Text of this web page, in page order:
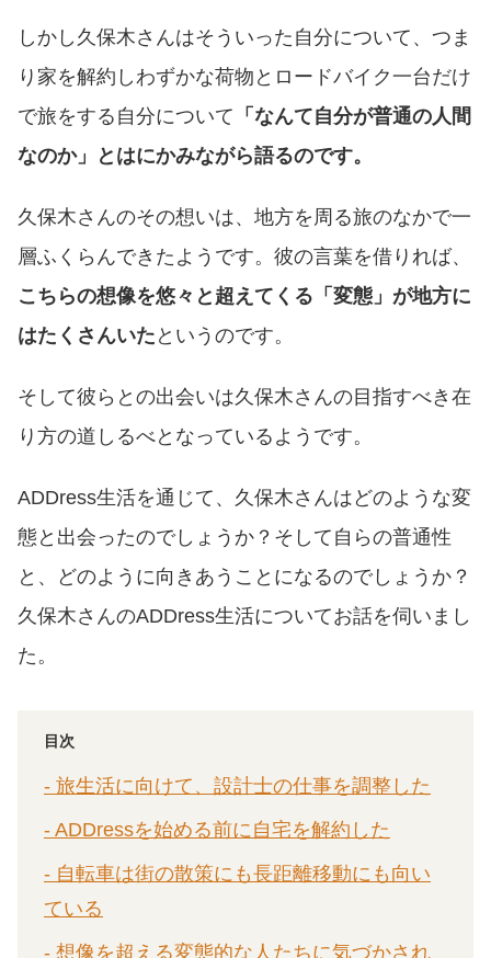
しかし久保木さんはそういった自分について、つま
り家を解約しわずかな荷物とロードバイク一台だけ
で旅をする自分について 「なんて自分が普通の人間
なのか」とはにかみながら語るのです。
久保木さんのその想いは、地方を周る旅のなかで一
層ふくらんできたようです。彼の言葉を借りれば、
こちらの想像を悠々と超えてくる「変態」が地方に
はたくさんいた というのです。
そして彼らとの出会いは久保木さんの目指すべき在
り方の道しるべとなっているようです。
ADDress生活を通じて、久保木さんはどのような変
態と出会ったのでしょうか？そして自らの普通性
と、どのように向きあうことになるのでしょうか？
久保木さんのADDress生活についてお話を伺いまし
た。
目次
- 旅生活に向けて、設計士の仕事を調整した
- ADDressを始める前に自宅を解約した
- 自転車は街の散策にも長距離移動にも向い
ている
- 想像を超える変態的な人たちに気づかされ